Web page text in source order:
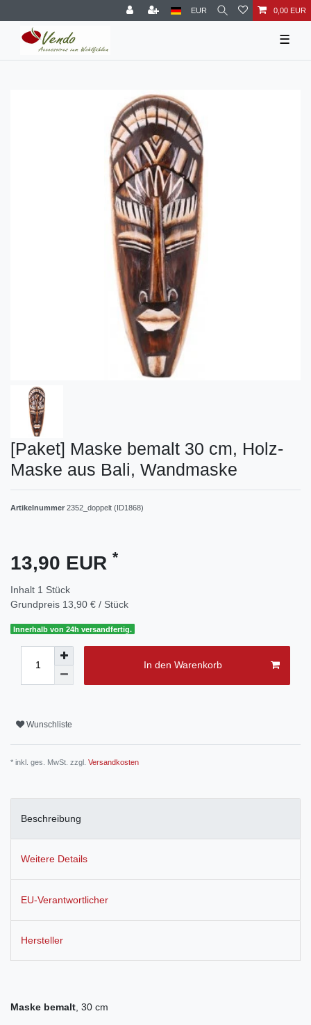
EUR 0,00 EUR
☰
[Paket] Maske bemalt 30 cm, Holz-
Maske aus Bali, Wandmaske
Artikelnummer 2352_doppelt (ID1868)
13,90 EUR *
Inhalt 1 Stück
Grundpreis 13,90 € / Stück
Innerhalb von 24h versandfertig.
In den Warenkorb
Wunschliste
* inkl. ges. MwSt. zzgl. Versandkosten
Beschreibung
Weitere Details
EU-Verantwortlicher
Hersteller
Maske bemalt , 30 cm